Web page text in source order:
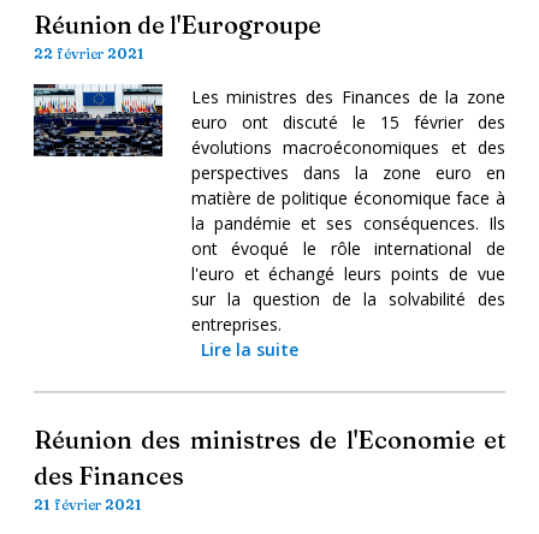
Réunion de l'Eurogroupe
22 février 2021
Les ministres des Finances de la zone
euro ont discuté le 15 février des
évolutions macroéconomiques et des
perspectives dans la zone euro en
matière de politique économique face à
la pandémie et ses conséquences. Ils
ont évoqué le rôle international de
l'euro et échangé leurs points de vue
sur la question de la solvabilité des
entreprises.
Lire la suite
Réunion des ministres de l'Economie et
des Finances
21 février 2021